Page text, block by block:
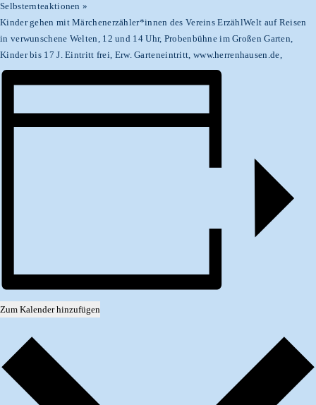
Selbsternteaktionen»
Kinder gehen mit Märchenerzähler*innen des Vereins ErzählWelt auf Reisen
in verwunschene Welten, 12 und 14 Uhr, Probenbühne im Großen Garten,
Kinder bis 17 J. Eintritt frei, Erw. Garteneintritt, www.herrenhausen.de,
Zum Kalender hinzufügen